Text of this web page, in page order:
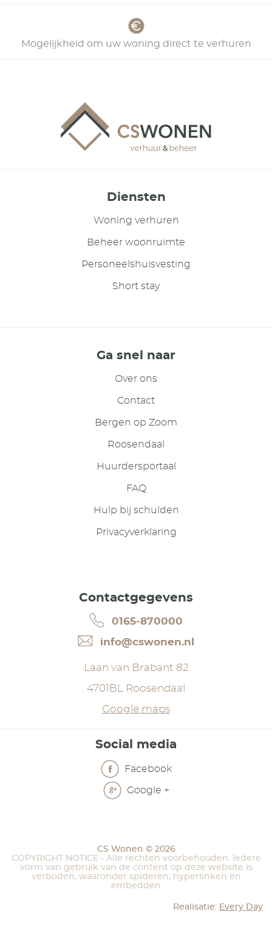
Mogelijkheid om uw woning direct te verhuren
Diensten
Woning verhuren
Beheer woonruimte
Personeelshuisvesting
Short stay
Ga snel naar
Over ons
Contact
Bergen op Zoom
Roosendaal
Huurdersportaal
FAQ
Hulp bij schulden
Privacyverklaring
Contactgegevens
0165-870000
info@cswonen.nl
Laan van Brabant 82
4701BL Roosendaal
Google maps
Social media
Facebook
Google +
CS Wonen © 2026
COPYRIGHT NOTICE - Alle rechten voorbehouden. Iedere
vorm van gebruik van de content op deze website is
verboden, waaronder spideren, hyperlinken en
embedden
Realisatie: Every Day